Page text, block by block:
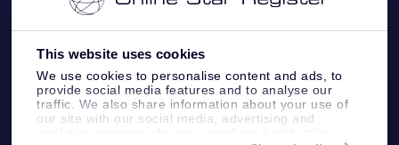
This website uses cookies
We use cookies to personalise content and ads, to
provide social media features and to analyse our
traffic. We also share information about your use of
our site with our social media, advertising and
Doni aziendali
One Million Stars
OSR Starsaver
App VR ‘Fly me to the stars’
Politica di reso
Costellazioni